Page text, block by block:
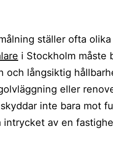
ställer ofta
i Stockholm måste
och långsiktig
eller
inte bara mot
av en